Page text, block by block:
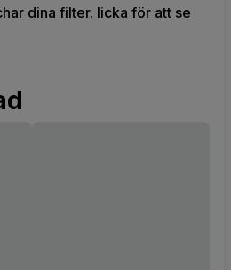
dina filter. licka för att se